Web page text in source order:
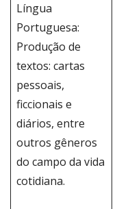
Língua
Portuguesa:
Produção de
textos: cartas
pessoais,
ficcionais e
diários, entre
outros gêneros
do campo da vida
cotidiana.